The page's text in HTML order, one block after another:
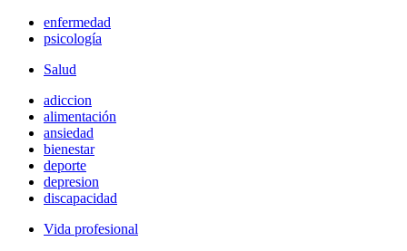
enfermedad
psicología
Salud
adiccion
alimentación
ansiedad
bienestar
deporte
depresion
discapacidad
Vida profesional